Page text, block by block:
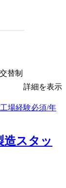
替制
詳細を表示
造スタッ